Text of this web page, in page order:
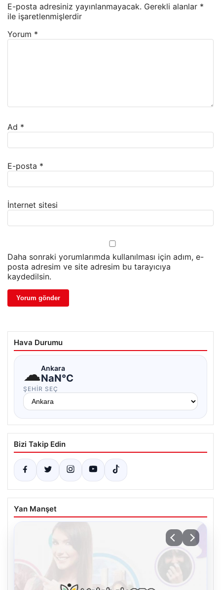
E-posta adresiniz yayınlanmayacak. Gerekli alanlar *
ile işaretlenmişlerdir
Yorum *
Ad *
E-posta *
İnternet sitesi
Daha sonraki yorumlarımda kullanılması için adım, e-
posta adresim ve site adresim bu tarayıcıya
kaydedilsin.
Hava Durumu
☁Ankara
NaN°C
ŞEHIR SEÇ
Bizi Takip Edin
Yan Manşet